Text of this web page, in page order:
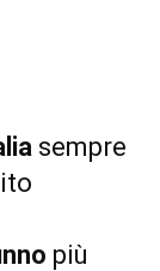
sempre
più